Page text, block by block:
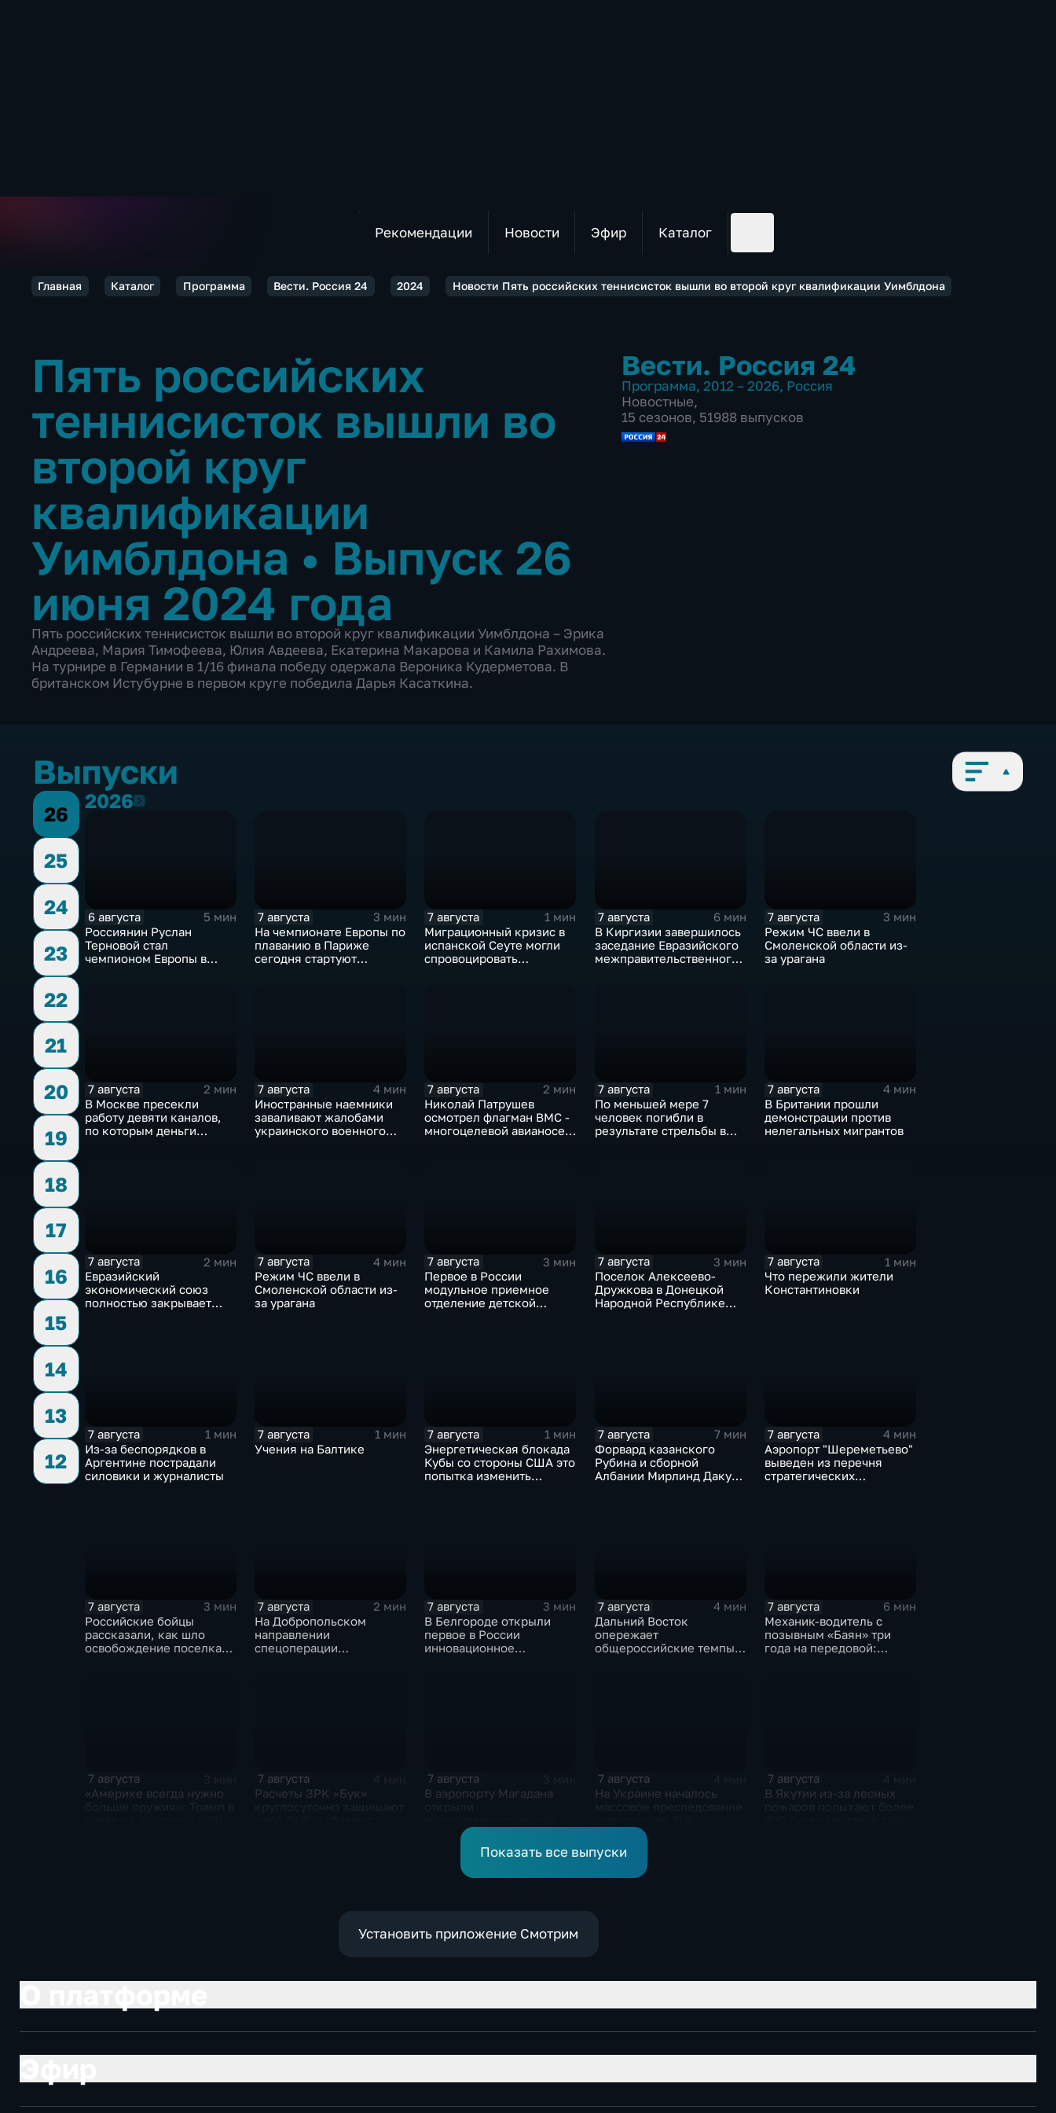
Рекомендации Новости Эфир Каталог
Главная Каталог Программа Вести. Россия 24 2024 Новости Пять российских теннисисток вышли во второй круг квалификации Уимблдона
Пять российских
теннисисток вышли во
второй круг
квалификации
Уимблдона • Выпуск 26
июня 2024 года
Пять российских теннисисток вышли во второй круг квалификации Уимблдона – Эрика
Андреева, Мария Тимофеева, Юлия Авдеева, Екатерина Макарова и Камила Рахимова.
На турнире в Германии в 1/16 финала победу одержала Вероника Кудерметова. В
британском Истубурне в первом круге победила Дарья Касаткина.
Вести. Россия 24
Программа, 2012 – 2026, Россия
Новостные,
15 сезонов, 51988 выпусков
Выпуски
26
25
24
23
22
21
20
19
18
17
16
15
14
13
12
20262026
6 августа
5 мин
Россиянин Руслан
Терновой стал
чемпионом Европы в
7 августа
3 мин
На чемпионате Европы по
плаванию в Париже
сегодня стартуют
7 августа
1 мин
Миграционный кризис в
испанской Сеуте могли
спровоцировать
7 августа
6 мин
В Киргизии завершилось
заседание Евразийского
межправительственного
7 августа
3 мин
Режим ЧС ввели в
Смоленской области из-
за урагана
7 августа
2 мин
В Москве пресекли
работу девяти каналов,
по которым деньги
7 августа
4 мин
Иностранные наемники
заваливают жалобами
украинского военного
7 августа
2 мин
Николай Патрушев
осмотрел флагман ВМС -
многоцелевой авианосец
7 августа
1 мин
По меньшей мере 7
человек погибли в
результате стрельбы в
7 августа
4 мин
В Британии прошли
демонстрации против
нелегальных мигрантов
7 августа
2 мин
Евразийский
экономический союз
полностью закрывает
7 августа
4 мин
Режим ЧС ввели в
Смоленской области из-
за урагана
7 августа
3 мин
Первое в России
модульное приемное
отделение детской
7 августа
3 мин
Поселок Алексеево-
Дружкова в Донецкой
Народной Республике
7 августа
1 мин
Что пережили жители
Константиновки
7 августа
1 мин
Из-за беспорядков в
Аргентине пострадали
силовики и журналисты
7 августа
1 мин
Учения на Балтике
7 августа
1 мин
Энергетическая блокада
Кубы со стороны США это
попытка изменить
7 августа
7 мин
Форвард казанского
Рубина и сборной
Албании Мирлинд Даку
7 августа
4 мин
Аэропорт "Шереметьево"
выведен из перечня
стратегических
7 августа
3 мин
Российские бойцы
рассказали, как шло
освобождение поселка
7 августа
2 мин
На Добропольском
направлении
спецоперации
7 августа
3 мин
В Белгороде открыли
первое в России
инновационное
7 августа
4 мин
Дальний Восток
опережает
общероссийские темпы
7 августа
6 мин
Механик-водитель с
позывным «Баян» три
года на передовой:
7 августа
«Америке всегда нужно
7 августа
Расчеты ЗРК «Бук»
7 августа
В аэропорту Магадана
грузовой терминал
7 августа
На Украине началось
военкоматы пополнят
бывшими заключенными
7 августа
В Якутии из-за лесных
Показать все выпуски
Установить приложение Смотрим